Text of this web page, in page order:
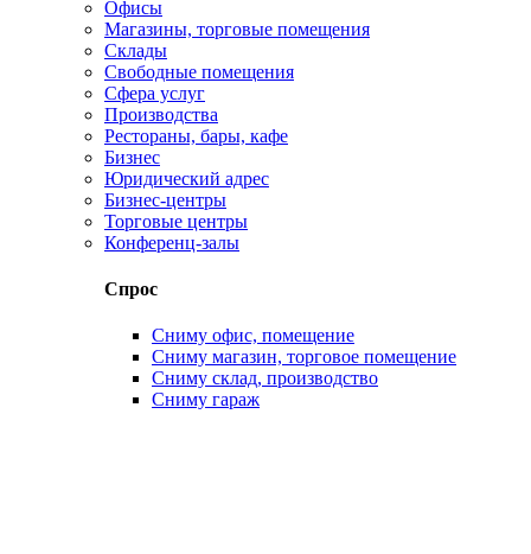
Офисы
Магазины, торговые помещения
Склады
Свободные помещения
Сфера услуг
Производства
Рестораны, бары, кафе
Бизнес
Юридический адрес
Бизнес-центры
Торговые центры
Конференц-залы
Спрос
Сниму офис, помещение
Сниму магазин, торговое помещение
Сниму склад, производство
Сниму гараж